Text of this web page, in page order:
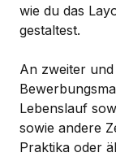
wie du das
gestaltest.
An zweiter
Lebenslauf
sowie andere
Praktika oder